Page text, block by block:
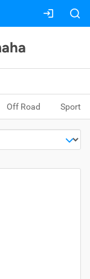
Off Road Sport